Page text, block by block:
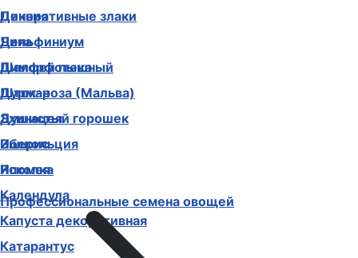
Декоративные злаки
Дельфиниум
Диморфотека
Дурман
Душистый горошек
Иберис
Ипомея
Календула
Капуста декоративная
Катарантус
Цинния
Чина
Шалфей пышный
Шток-роза (Мальва)
Эхинацея
Эшшольция
Ясколка
Профессиональные семена овощей